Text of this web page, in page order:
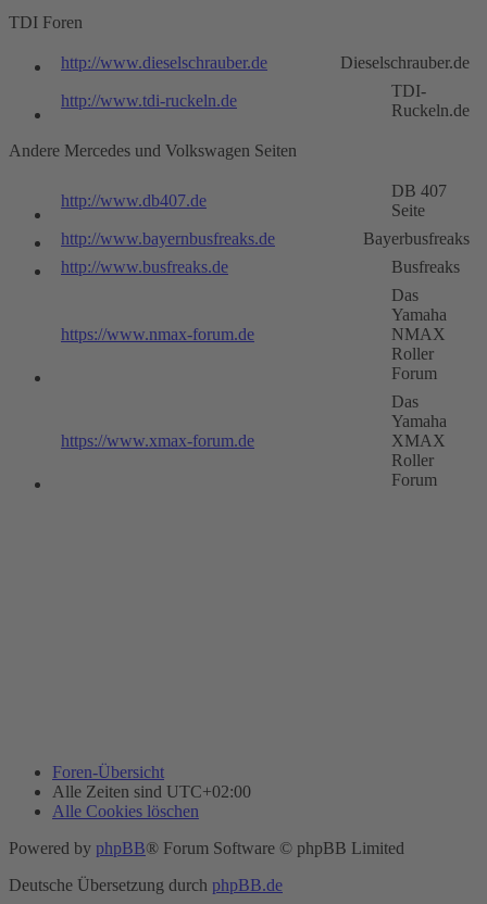
TDI Foren
http://www.dieselschrauber.de Dieselschrauber.de
http://www.tdi-ruckeln.de
TDI-
Ruckeln.de
Andere Mercedes und Volkswagen Seiten
http://www.db407.de
DB 407
Seite
http://www.bayernbusfreaks.de
Bayerbusfreaks
http://www.busfreaks.de
Busfreaks
https://www.nmax-forum.de
Das
Yamaha
NMAX
Roller
Forum
https://www.xmax-forum.de
Das
Yamaha
XMAX
Roller
Forum
Foren-Übersicht
Alle Zeiten sind UTC+02:00
Alle Cookies löschen
Powered by phpBB® Forum Software © phpBB Limited
Deutsche Übersetzung durch phpBB.de